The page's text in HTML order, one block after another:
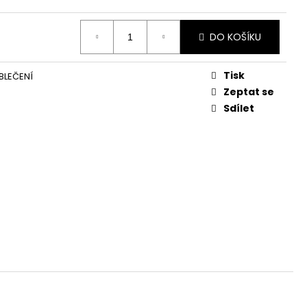
DO KOŠÍKU
Tisk
Zeptat se
Sdílet